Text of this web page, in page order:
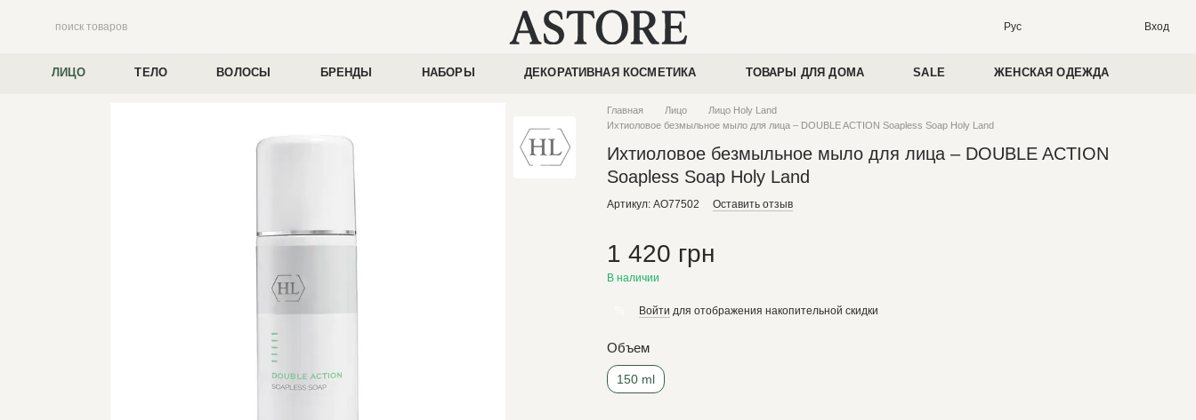
Рус Вход
ЛИЦО ТЕЛО ВОЛОСЫ БРЕНДЫ НАБОРЫ ДЕКОРАТИВНАЯ КОСМЕТИКА ТОВАРЫ ДЛЯ ДОМА SALE ЖЕНСКАЯ ОДЕЖДА
Главная Лицо
Лицо Holy Land
Ихтиоловое безмыльное мыло для лица – DOUBLE ACTION Soapless Soap Holy Land
Ихтиоловое безмыльное мыло для лица – DOUBLE ACTION
Soapless Soap Holy Land
Артикул: AO77502 Оставить отзыв
1 420 грн
В наличии
Войти для отображения накопительной скидки
Объем
150 ml